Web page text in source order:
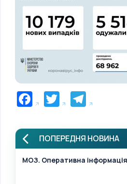
Facebook
Twitter
ПОПЕРЕДНЯ НОВИНА
МОЗ. Оперативна інформація